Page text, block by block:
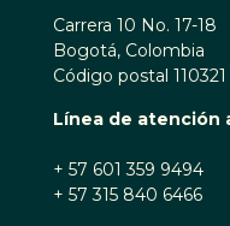
Carrera 10 No. 17-18
Bogotá, Colombia
Código postal 110321
Línea de atención
+ 57 601 359 9494
+ 57 315 840 6466